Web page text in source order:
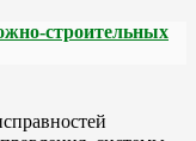
строительных